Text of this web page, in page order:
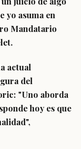
yo asuma en
Mandatario
actual
del
"Uno aborda
hoy es que
",